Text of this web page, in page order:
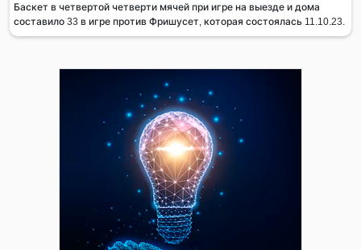
Баскет в четвертой четверти мячей при игре на выезде и дома
составило 33 в игре против Фришусет, которая состоялась 11.10.23.